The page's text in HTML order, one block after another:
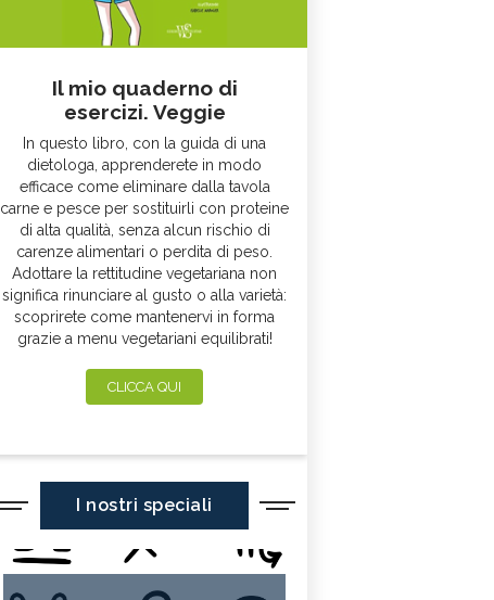
Il mio quaderno di
esercizi. Veggie
In questo libro, con la guida di una
dietologa, apprenderete in modo
efficace come eliminare dalla tavola
carne e pesce per sostituirli con proteine
di alta qualità, senza alcun rischio di
carenze alimentari o perdita di peso.
Adottare la rettitudine vegetariana non
significa rinunciare al gusto o alla varietà:
scoprirete come mantenervi in forma
grazie a menu vegetariani equilibrati!
CLICCA QUI
I nostri speciali